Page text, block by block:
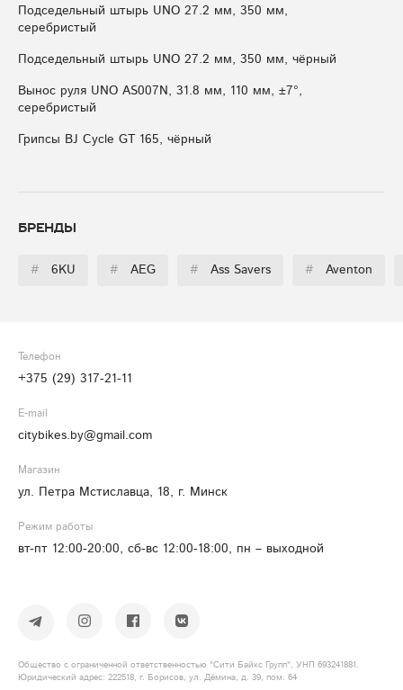
Подседельный штырь UNO 27.2 мм, 350 мм,
серебристый
Подседельный штырь UNO 27.2 мм, 350 мм, чёрный
Вынос руля UNO AS007N, 31.8 мм, 110 мм, ±7°,
серебристый
Грипсы BJ Cycle GT 165, чёрный
Бренды
# 6KU # AEG # Ass Savers # Aventon
Телефон
+375 (29) 317-21-11
E-mail
citybikes.by@gmail.com
Магазин
ул. Петра Мстиславца, 18, г. Минск
Режим работы
вт-пт 12:00-20:00, сб-вс 12:00-18:00, пн – выходной
Общество с ограниченной ответственностью "Сити Байкс Групп", УНП 693241881.
Юридический адрес: 222518, г. Борисов, ул. Дёмина, д. 39, пом. 64